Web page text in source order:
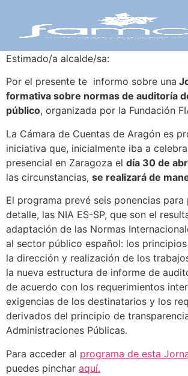
Estimado/a alcalde/sa:
Por el presente te informo sobre una
formativa sobre normas de auditoría
público, organizada por la Fundación
La Cámara de Cuentas de Aragón es
iniciativa que, inicialmente iba a
presencial en Zaragoza el día 30 de
las circunstancias, se realizará de
El programa prevé seis ponencias para
detalle, las NIA ES-SP, que son el
adaptación de las Normas
al sector público español: los
la dirección y realización de los
la nueva estructura de informe de
de acuerdo con los requerimientos
exigencias de los destinatarios y los
derivados del principio de
Administraciones Públicas.
Para acceder al programa de esta
puedes pinchar aquí.